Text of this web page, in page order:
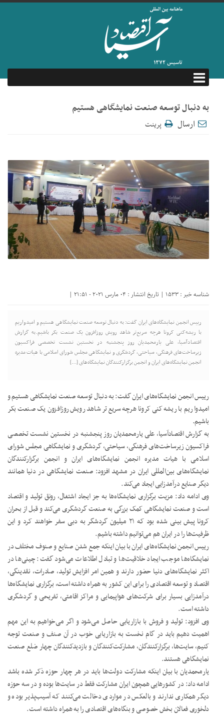
به دنبال توسعه صنعت نمایشگاهی هستیم
ارسال
پرینت
شناسه خبر : 1533 | تاریخ انتشار : 04 مارس 2021 - 21:51 |
رییس انجمن نمایشگاه‌های ایران گفت: به دنبال توسعه صنعت نمایشگاهی هستیم و امیدواریم
با ریشه‌کنی کرونا هرچه سریع‌تر شاهد رویش روزافزون یک صنعت بکر باشیم.به گزارش
اقتصادآسیا، علی یارمحمدیان روز پنجشنبه در نخستین نشست تخصصی فراکسیون
زیرساخت‌های فرهنگی، سیاحتی، گردشگری و نمایشگاهی مجلس شورای اسلامی با هیات مدیره
انجمن نمایشگاه‌های ایران و انجمن برگزارکنندگان نمایشگاه‌های […]
رییس انجمن نمایشگاه‌های ایران گفت: به دنبال توسعه صنعت نمایشگاهی هستیم و
امیدواریم با ریشه‌کنی کرونا هرچه سریع‌تر شاهد رویش روزافزون یک صنعت بکر
باشیم.
به گزارش اقتصادآسیا، علی یارمحمدیان روز پنجشنبه در نخستین نشست تخصصی
فراکسیون زیرساخت‌های فرهنگی، سیاحتی، گردشگری و نمایشگاهی مجلس شورای
اسلامی با هیات مدیره انجمن نمایشگاه‌های ایران و انجمن برگزارکنندگان
نمایشگاه‌های بین‌المللی ایران در مشهد افزود: صنعت نمایشگاهی در دنیا همانند
دیگر صنایع درآمدزایی ایجاد می‌کند.
وی ادامه داد: مزیت برگزاری نمایشگاه‌ها به‌ جز ایجاد اشتغال، رونق تولید و اقتصاد
است و صنعت نمایشگاهی کمک بزرگی به صنعت گردشگری می‌کند و قبل از بحران
کرونا پیش بینی شده بود که ۲۱ میلیون گردشگر به دبی سفر خواهند کرد و این
ظرفیت‌ها را در ایران هم می‌توانیم داشته باشیم.
رییس انجمن نمایشگاه‌های ایران با بیان اینکه جمع شدن صنایع و صنوف مختلف در
نمایشگاه‌ها موجب ایجاد خلاقیت‌ها و تبادل اطلاعات می‌شود گفت: چینی‌ها در
اکثر نمایشگاه‌های دنیا حضور دارند و همین امر افزایش تولید، صادرات، نقدینگی،
اقتصاد و توسعه اقتصادی را برای این کشور به همراه داشته است، برگزاری نمایشگاه‌ها
درآمدزایی بسیار برای شرکت‌های هواپیمایی و مراکز اقامتی، تفریحی و گردشگری
داشته است.
وی افزود: تولید و فروش با بازاریابی حاصل می‌شود و اگر می‌خواهیم به این مهم
اهمیت دهیم باید در گام نخست به بازاریابی خوب در آن صنف و صنعت توجه
کنیم، سایت‌ها، برگزارکنندگان، مشارکت‌کنندگان و بازدیدکنندگان چهار ضلع صنعت
نمایشگاهی هستند.
یارمحمدیان با بیان اینکه مشارکت دولت‌ها باید در هر چهار حوزه ذکر شده باشد
ادامه داد: در کشورهایی همچون ایران مشارکت فقط در سایت‌ها بوده و در سه حوزه
دیگر همکاری ندارند و بالعکس در مواردی دخالت می‌کنند که آسیب‌پذیر بوده و
دلخوری فعالان بخش خصوصی و بنگاه‌های اقتصادی را به همراه داشته است.